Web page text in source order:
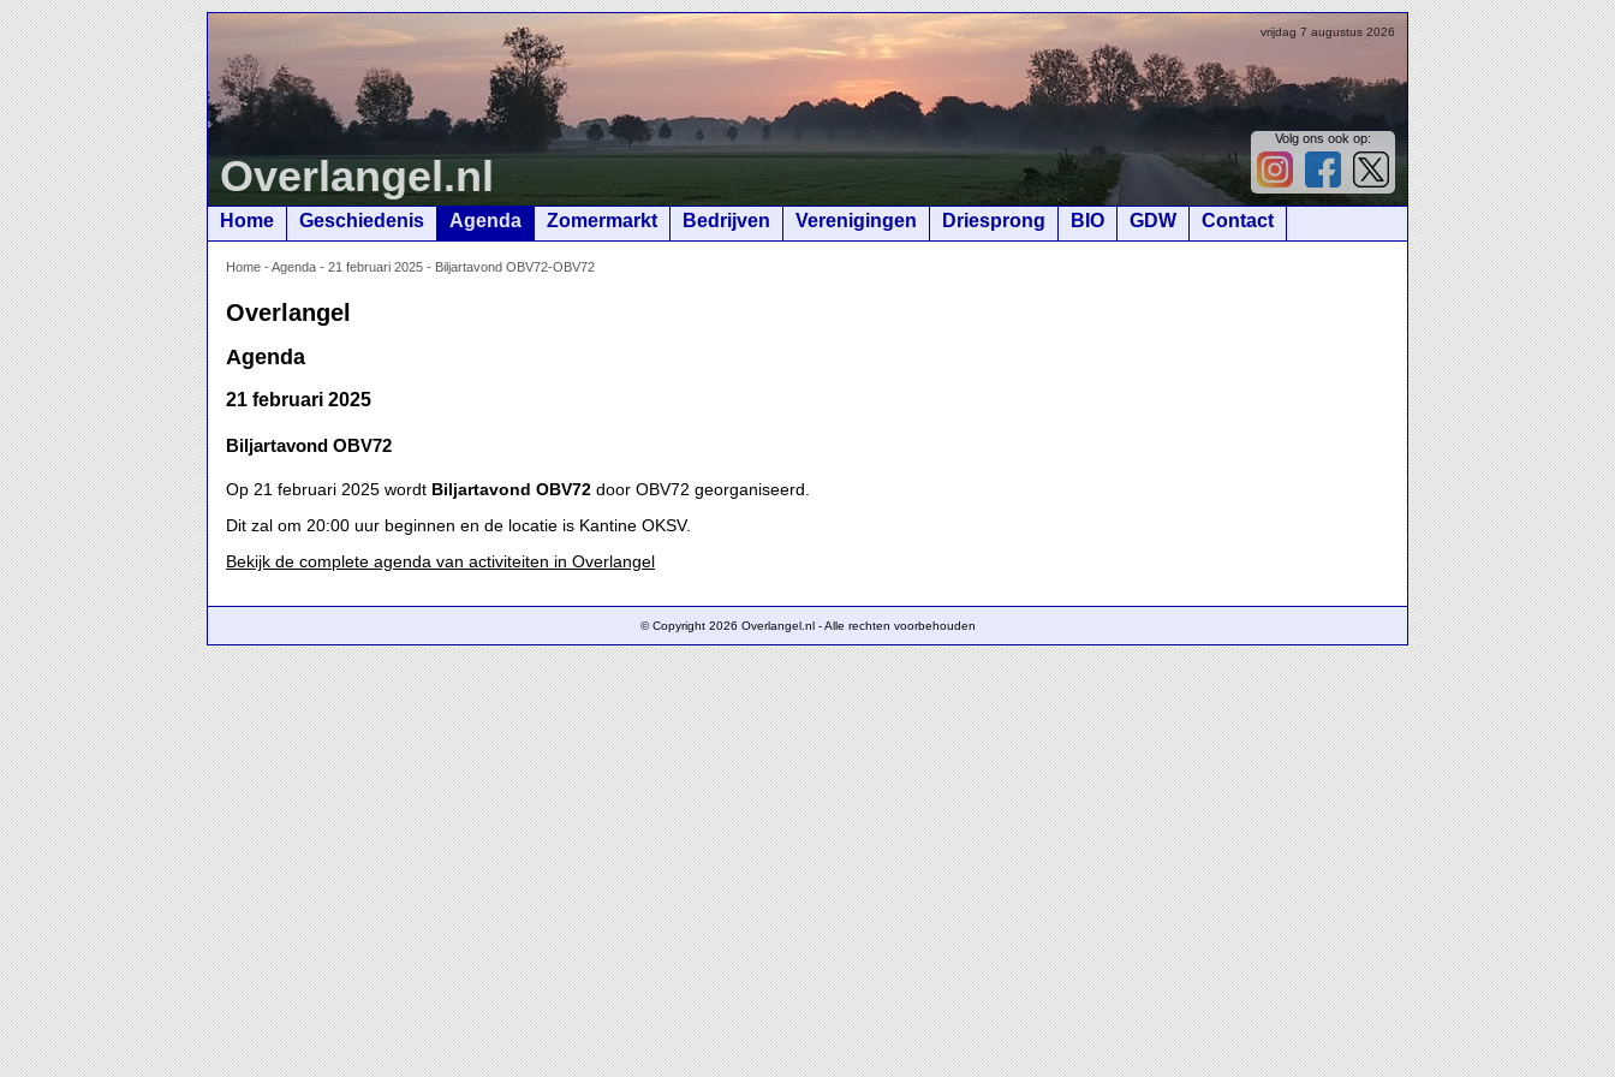
vrijdag 7 augustus 2026
Overlangel.nl
Volg ons ook op:
Home Geschiedenis Agenda Zomermarkt Bedrijven Verenigingen Driesprong BIO GDW Contact
Home -Agenda - 21 februari 2025 - Biljartavond OBV72-OBV72
Overlangel
Agenda
21 februari 2025
Biljartavond OBV72
Op 21 februari 2025 wordt Biljartavond OBV72 door OBV72 georganiseerd.
Dit zal om 20:00 uur beginnen en de locatie is Kantine OKSV.
Bekijk de complete agenda van activiteiten in Overlangel
© Copyright 2026 Overlangel.nl - Alle rechten voorbehouden